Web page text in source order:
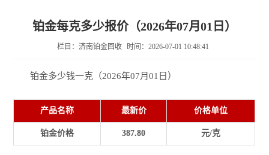
铂金每克多少报价（2026年07月01日）
栏目：济南铂金回收 时间： 2026-07-01 10:48:41
铂金多少钱一克（2026年07月01日）
产品名称 最新价 价格单位
铂金价格 387.80 元/克